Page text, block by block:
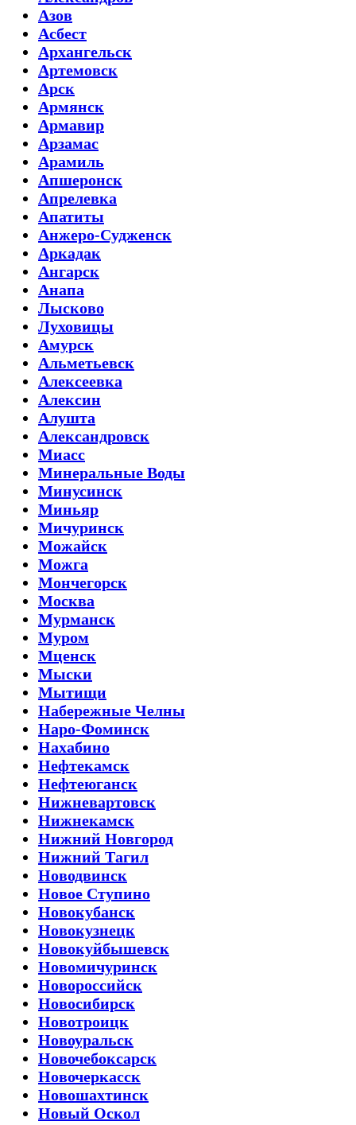
Азов
Асбест
Архангельск
Артемовск
Арск
Армянск
Армавир
Арзамас
Арамиль
Апшеронск
Апрелевка
Апатиты
Анжеро-Судженск
Аркадак
Ангарск
Анапа
Лысково
Луховицы
Амурск
Альметьевск
Алексеевка
Алексин
Алушта
Александровск
Миасс
Минеральные Воды
Минусинск
Миньяр
Мичуринск
Можайск
Можга
Мончегорск
Москва
Мурманск
Муром
Мценск
Мыски
Мытищи
Набережные Челны
Наро-Фоминск
Нахабино
Нефтекамск
Нефтеюганск
Нижневартовск
Нижнекамск
Нижний Новгород
Нижний Тагил
Новодвинск
Новое Ступино
Новокубанск
Новокузнецк
Новокуйбышевск
Новомичуринск
Новороссийск
Новосибирск
Новотроицк
Новоуральск
Новочебоксарск
Новочеркасск
Новошахтинск
Новый Оскол